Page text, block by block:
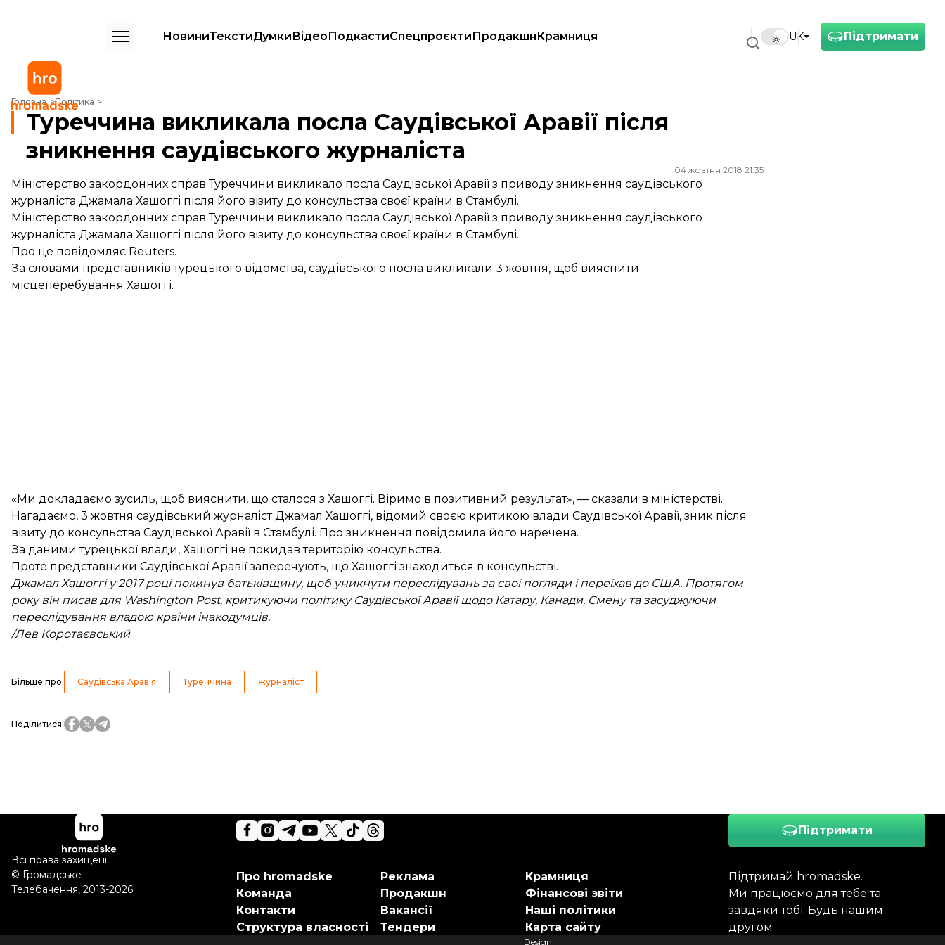
Підтримати
UK
НовиниТекстиДумкиВідеоПодкастиСпецпроєктиПродакшнКрамниця
Головна Політика
Туреччина викликала посла Саудівської Аравії після зникнення саудівського журналіста
Туреччина викликала посла Саудівської Аравії після
зникнення саудівського журналіста
04 жовтня 2018 21:35
Міністерство закордонних справ Туреччини викликало посла Саудівської Аравії з приводу зникнення саудівського
журналіста Джамала Хашоггі після його візиту до консульства своєї країни в Стамбулі.
Міністерство закордонних справ Туреччини викликало посла Саудівської Аравії з приводу зникнення саудівського
журналіста Джамала Хашоггі після його візиту до консульства своєї країни в Стамбулі.
Про це повідомляє Reuters.
За словами представників турецького відомства, саудівського посла викликали 3 жовтня, щоб вияснити
місцеперебування Хашоггі.
«Ми докладаємо зусиль, щоб вияснити, що сталося з Хашоггі. Віримо в позитивний результат», — сказали в міністерстві.
Нагадаємо, 3 жовтня саудівський журналіст Джамал Хашоггі, відомий своєю критикою влади Саудівської Аравії, зник після
візиту до консульства Саудівської Аравії в Стамбулі. Про зникнення повідомила його наречена.
За даними турецької влади, Хашоггі не покидав територію консульства.
Проте представники Саудівської Аравії заперечують, що Хашоггі знаходиться в консульстві.
Джамал Хашоггі у 2017 році покинув батьківщину, щоб уникнути переслідувань за свої погляди і переїхав до США. Протягом
року він писав для Washington Post, критикуючи політику Саудівської Аравії щодо Катару, Канади, Ємену та засуджуючи
переслідування владою країни інакодумців.
/Лев Коротаєвський
Більше про: Саудівська Аравія Туреччина журналіст
Поділитися:
Підтримати
Підтримай hromadske.
Ми працюємо для тебе та
завдяки тобі. Будь нашим
другом
Про hromadske
Команда
Контакти
Структура власності
Реклама
Продакшн
Вакансії
Тендери
Крамниця
Фінансові звіти
Наші політики
Карта сайту
Всі права захищені:
© Громадське
Телебачення, 2013-2026.
Design